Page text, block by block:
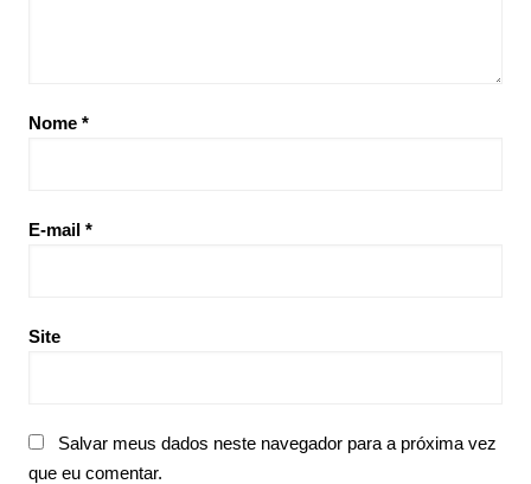
Nome *
E-mail *
Site
Salvar meus dados neste navegador para a próxima vez
que eu comentar.